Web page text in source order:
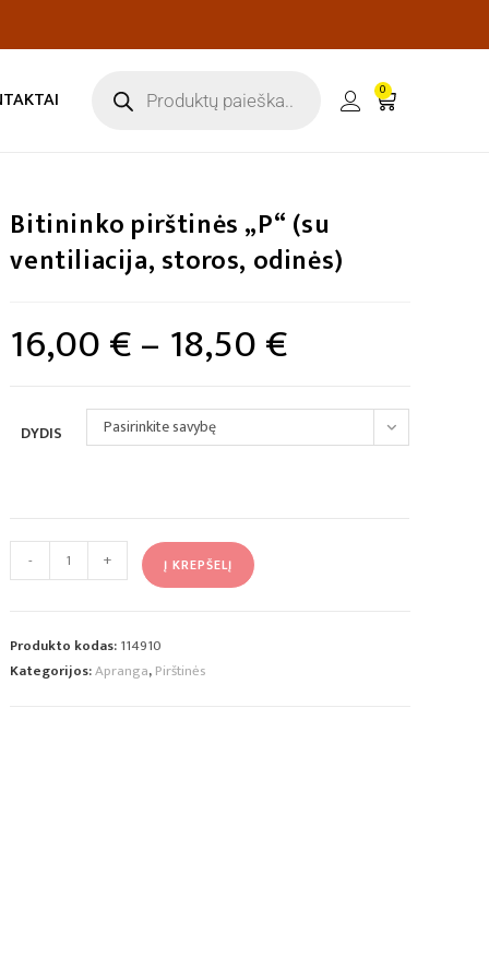
0
Bitininko pirštinės „P“ (su
ventiliacija, storos, odinės)
16,00€– 18,50€
DYDIS Pasirinkite savybę
- + Į KREPŠELĮ
Produkto kodas:114910
Kategorijos:Apranga,Pirštinės